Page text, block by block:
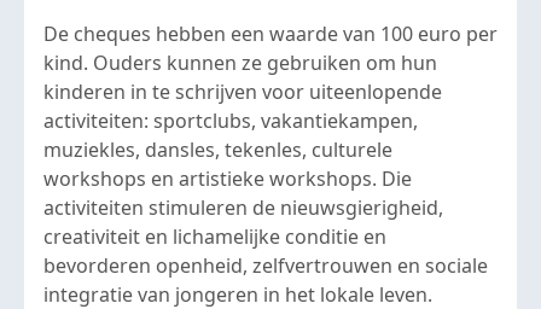
De cheques hebben een waarde van 100 euro per
kind. Ouders kunnen ze gebruiken om hun
kinderen in te schrijven voor uiteenlopende
activiteiten: sportclubs, vakantiekampen,
muziekles, dansles, tekenles, culturele
workshops en artistieke workshops. Die
activiteiten stimuleren de nieuwsgierigheid,
creativiteit en lichamelijke conditie en
bevorderen openheid, zelfvertrouwen en sociale
integratie van jongeren in het lokale leven.